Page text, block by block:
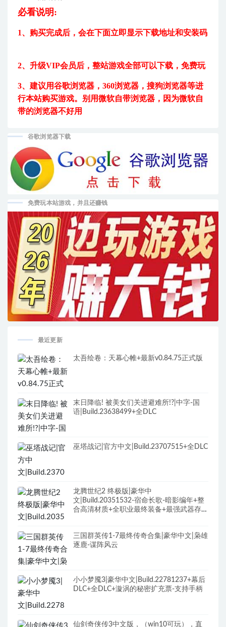
必看说明:
1、购买完成后， 会在下面立即显示下载地址和安装码
2、升级VIP会员后， 整站游戏全部可以下载，免费玩
3、建议用谷歌浏览器，360浏览器，搜狗浏览器等进
行本站购买游戏。 别用微软自带浏览器，因为微软自
带的浏览器不好用
谷歌浏览器下载
免费玩本站游戏，并且还赚钱
最近更新
太吾绘卷：天幕心帷+最新v0.84.75正式版
末日降临! 被美女们关进避难所!?|中字-国
语|Build.23638499+全DLC
巫塔战记|官方中文|Build.23707515+全DLC
龙腾世纪2 终极版|豪华中
文|Build.20351532-宿命长歌-暗影编年+整
合高清材质+全职业最终装备+最强武器存档
三国群英传1-7最终传奇合集|豪华中文|枭雄
逐鹿-谋阵风云
小小梦魇3|豪华中文|Build.22781237+幕后
DLC+全DLC+漩涡的秘密扩充票-支持手柄
仙剑奇侠传3中文版，（win10可玩），直